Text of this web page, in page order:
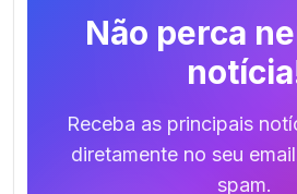
Não perca
Receba as principais
diretamente no seu
spam.